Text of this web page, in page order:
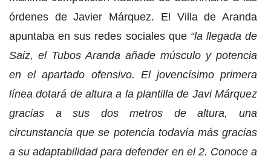
órdenes de Javier Márquez. El Villa de Aranda
apuntaba en sus redes sociales que “la llegada de
Saiz, el Tubos Aranda añade músculo y potencia
en el apartado ofensivo. El jovencísimo primera
línea dotará de altura a la plantilla de Javi Márquez
gracias a sus dos metros de altura, una
circunstancia que se potencia todavía más gracias
a su adaptabilidad para defender en el 2. Conoce a